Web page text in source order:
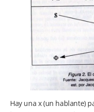
Hay una x (un hablante)